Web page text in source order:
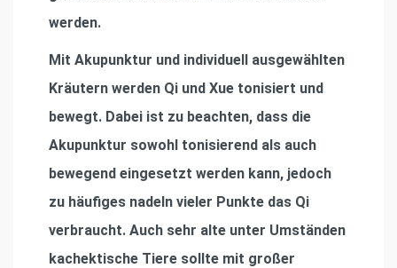
werden.
Mit Akupunktur und individuell ausgewählten
Kräutern werden Qi und Xue tonisiert und
bewegt. Dabei ist zu beachten, dass die
Akupunktur sowohl tonisierend als auch
bewegend eingesetzt werden kann, jedoch
zu häufiges nadeln vieler Punkte das Qi
verbraucht. Auch sehr alte unter Umständen
kachektische Tiere sollte mit großer